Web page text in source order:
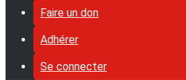
Faire un don
Adhérer
Se connecter